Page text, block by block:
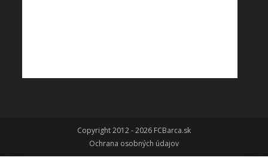
Copyright 2012 - 2026 FCBarca.sk
Ochrana osobných údajov